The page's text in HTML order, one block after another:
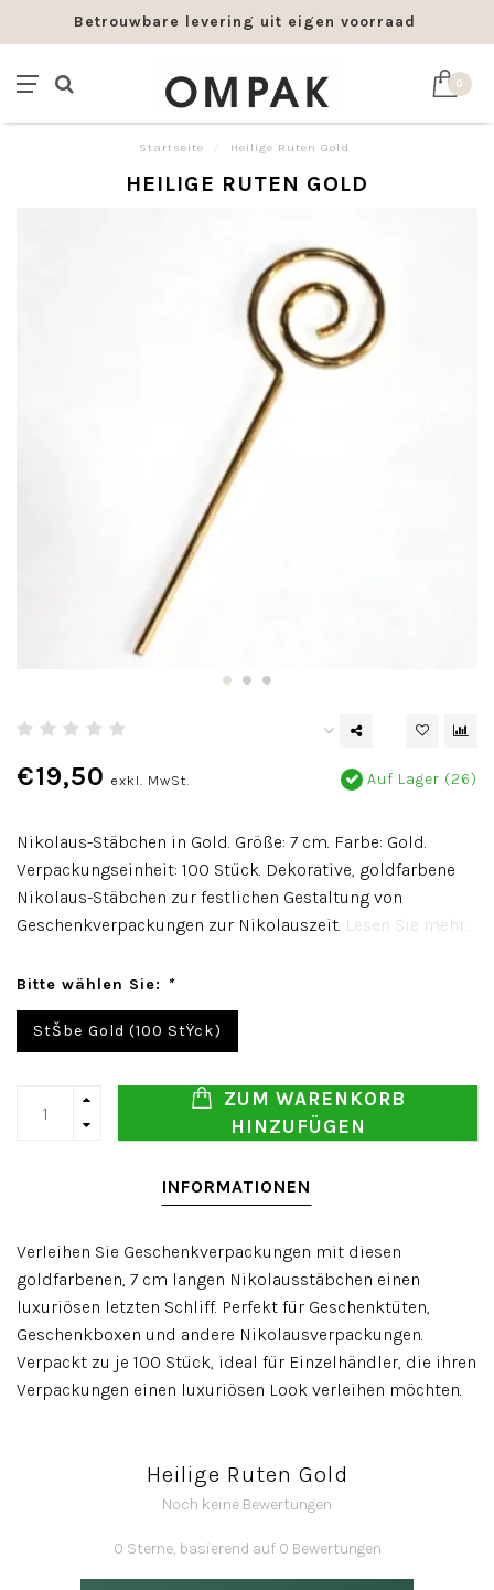
Betrouwbare levering uit eigen voorraad
0
Startseite Heilige Ruten Gold
HEILIGE RUTEN GOLD
€19,50 exkl. MwSt. Auf Lager (26)
Nikolaus-Stäbchen in Gold. Größe: 7 cm. Farbe: Gold.
Verpackungseinheit: 100 Stück. Dekorative, goldfarbene
Nikolaus-Stäbchen zur festlichen Gestaltung von
Geschenkverpackungen zur Nikolauszeit. Lesen Sie mehr..
Bitte wählen Sie: *
StŠbe Gold (100 StŸck)
ZUM WARENKORB
HINZUFÜGEN
INFORMATIONEN
Verleihen Sie Geschenkverpackungen mit diesen
goldfarbenen, 7 cm langen Nikolausstäbchen einen
luxuriösen letzten Schliff. Perfekt für Geschenktüten,
Geschenkboxen und andere Nikolausverpackungen.
Verpackt zu je 100 Stück, ideal für Einzelhändler, die ihren
Verpackungen einen luxuriösen Look verleihen möchten.
Heilige Ruten Gold
Noch keine Bewertungen
0 Sterne, basierend auf 0 Bewertungen